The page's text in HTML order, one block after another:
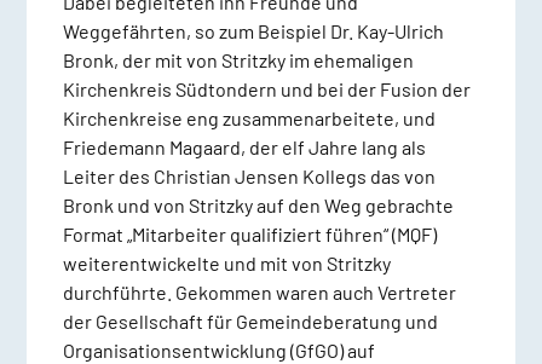
Weggefährten, so zum Beispiel Dr. Kay-Ulrich
Bronk, der mit von Stritzky im ehemaligen
Kirchenkreis Südtondern und bei der Fusion der
Kirchenkreise eng zusammenarbeitete, und
Friedemann Magaard, der elf Jahre lang als
Leiter des Christian Jensen Kollegs das von
Bronk und von Stritzky auf den Weg gebrachte
Format „Mitarbeiter qualifiziert führen“ (MQF)
weiterentwickelte und mit von Stritzky
durchführte. Gekommen waren auch Vertreter
der Gesellschaft für Gemeindeberatung und
Organisationsentwicklung (GfGO) auf